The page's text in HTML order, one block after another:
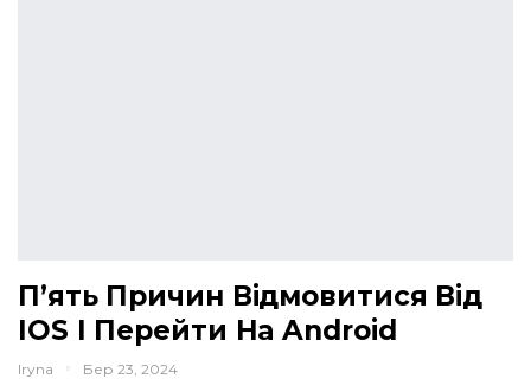
П’ять Причин Відмовитися Від
IOS І Перейти На Android
Iryna Бер 23, 2024